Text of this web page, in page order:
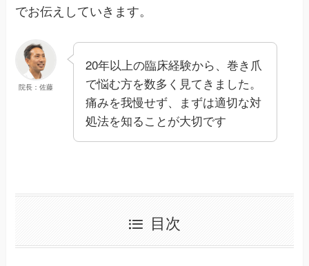
でお伝えしていきます。
院長：佐藤
20年以上の臨床経験から、巻き爪
で悩む方を数多く見てきました。
痛みを我慢せず、まずは適切な対
処法を知ることが大切です
目次